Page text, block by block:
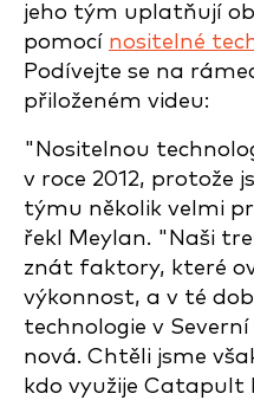
jeho tým uplatňují
pomocí nositelné
Podívejte se na
přiloženém videu:
"Nositelnou
v roce 2012, protože
týmu několik velmi
řekl Meylan. "Naši
znát faktory, které
výkonnost, a v té
technologie v
nová. Chtěli jsme
kdo využije Catapult